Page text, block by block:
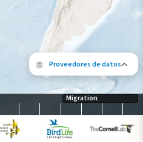
Proveedores de datos
Los siguientes socios contribuyeron
Rango a lo largo del año
Migration